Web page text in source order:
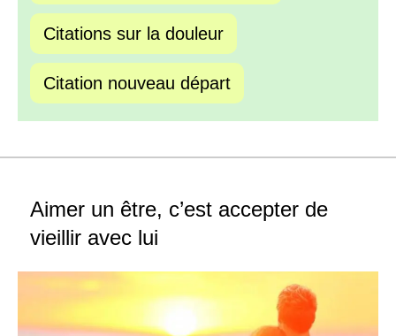
Citations sur la douleur
Citation nouveau départ
Aimer un être, c’est accepter de
vieillir avec lui